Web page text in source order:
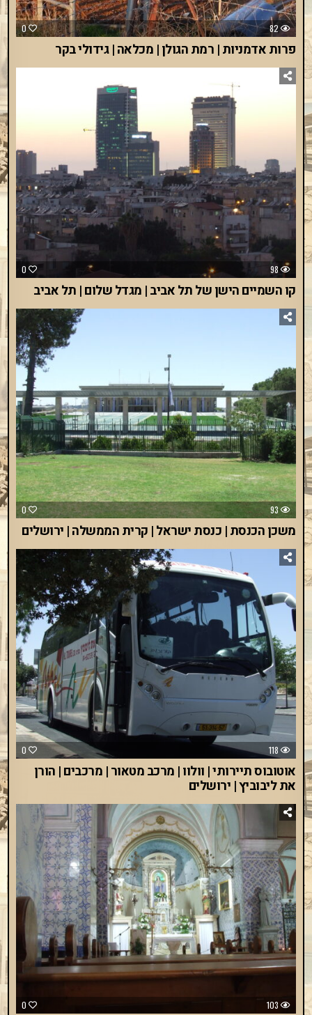
0 82
פרות אדמניות | רמת הגולן | מכלאה | גידולי בקר
0 98
קו השמיים הישן של תל אביב | מגדל שלום | תל אביב
0 93
משכן הכנסת | כנסת ישראל | קרית הממשלה | ירושלים
0 118
אוטובוס תיירותי | וולוו | מרכב מטאור | מרכבים | הורן
את ליבוביץ | ירושלים
0 103